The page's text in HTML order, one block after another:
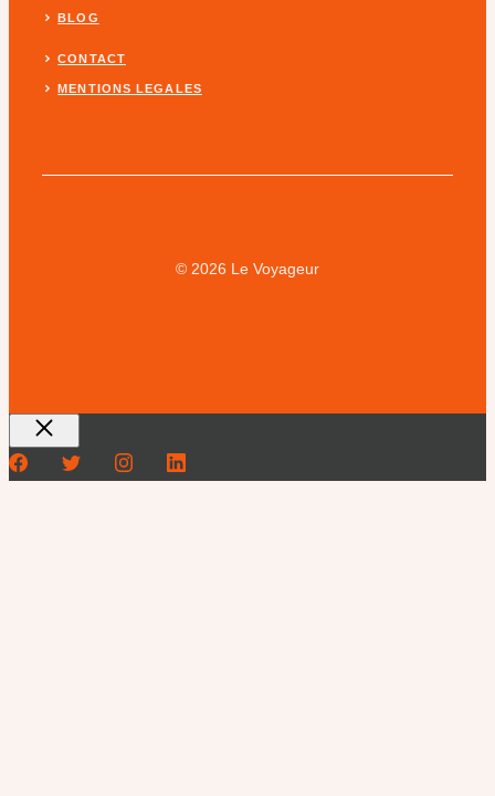
BLOG
CONTACT
MENTIONS LEGALES
© 2026 Le Voyageur
Fermer